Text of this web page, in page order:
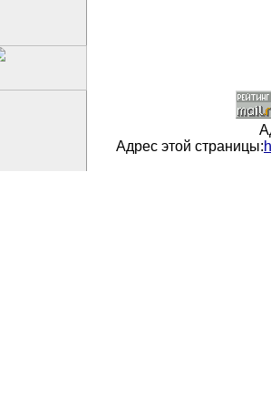
Адрес этой страницы: